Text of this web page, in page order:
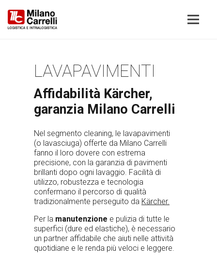
LAVAPAVIMENTI
Affidabilità Kärcher,
garanzia Milano Carrelli
Nel segmento cleaning, le lavapavimenti
(o lavasciuga) offerte da Milano Carrelli
fanno il loro dovere con estrema
precisione, con la garanzia di pavimenti
brillanti dopo ogni lavaggio. Facilità di
utilizzo, robustezza e tecnologia
confermano il percorso di qualità
tradizionalmente perseguito da Kärcher.
Per la manutenzione e pulizia di tutte le
superfici (dure ed elastiche), è necessario
un partner affidabile che aiuti nelle attività
quotidiane e le renda più veloci e leggere.